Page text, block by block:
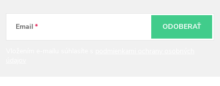
ä
Email ODOBERAŤ